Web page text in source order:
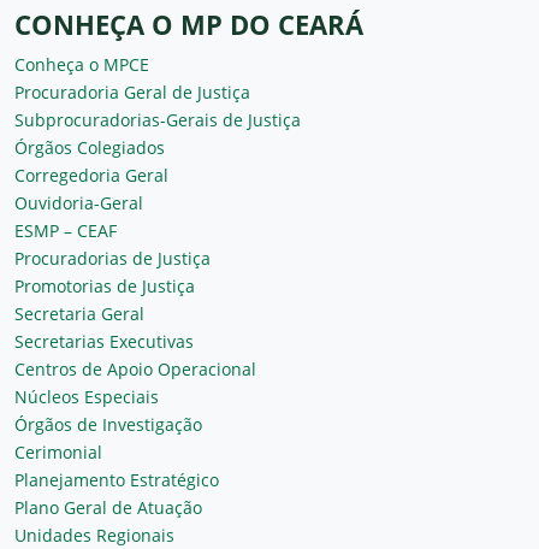
CONHEÇA O MP DO CEARÁ
Conheça o MPCE
Procuradoria Geral de Justiça
Subprocuradorias-Gerais de Justiça
Órgãos Colegiados
Corregedoria Geral
Ouvidoria-Geral
ESMP – CEAF
Procuradorias de Justiça
Promotorias de Justiça
Secretaria Geral
Secretarias Executivas
Centros de Apoio Operacional
Núcleos Especiais
Órgãos de Investigação
Cerimonial
Planejamento Estratégico
Plano Geral de Atuação
Unidades Regionais